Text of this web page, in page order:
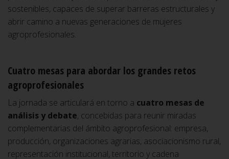
sostenibles, capaces de superar barreras estructurales y
abrir camino a nuevas generaciones de mujeres
agroprofesionales.
Cuatro mesas para abordar los grandes retos
agroprofesionales
La jornada se articulará en torno a cuatro mesas de
análisis y debate, concebidas para reunir miradas
complementarias del ámbito agroprofesional: empresa,
producción, organizaciones agrarias, asociacionismo rural,
representación institucional, territorio y cadena